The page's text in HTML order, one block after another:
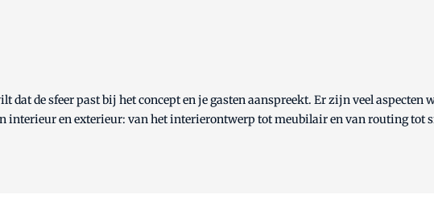
de sfeer past bij het concept en je gasten aanspreekt. Er zijn veel aspecten
interieur en exterieur: van het interierontwerp tot meubilair en van routing tot